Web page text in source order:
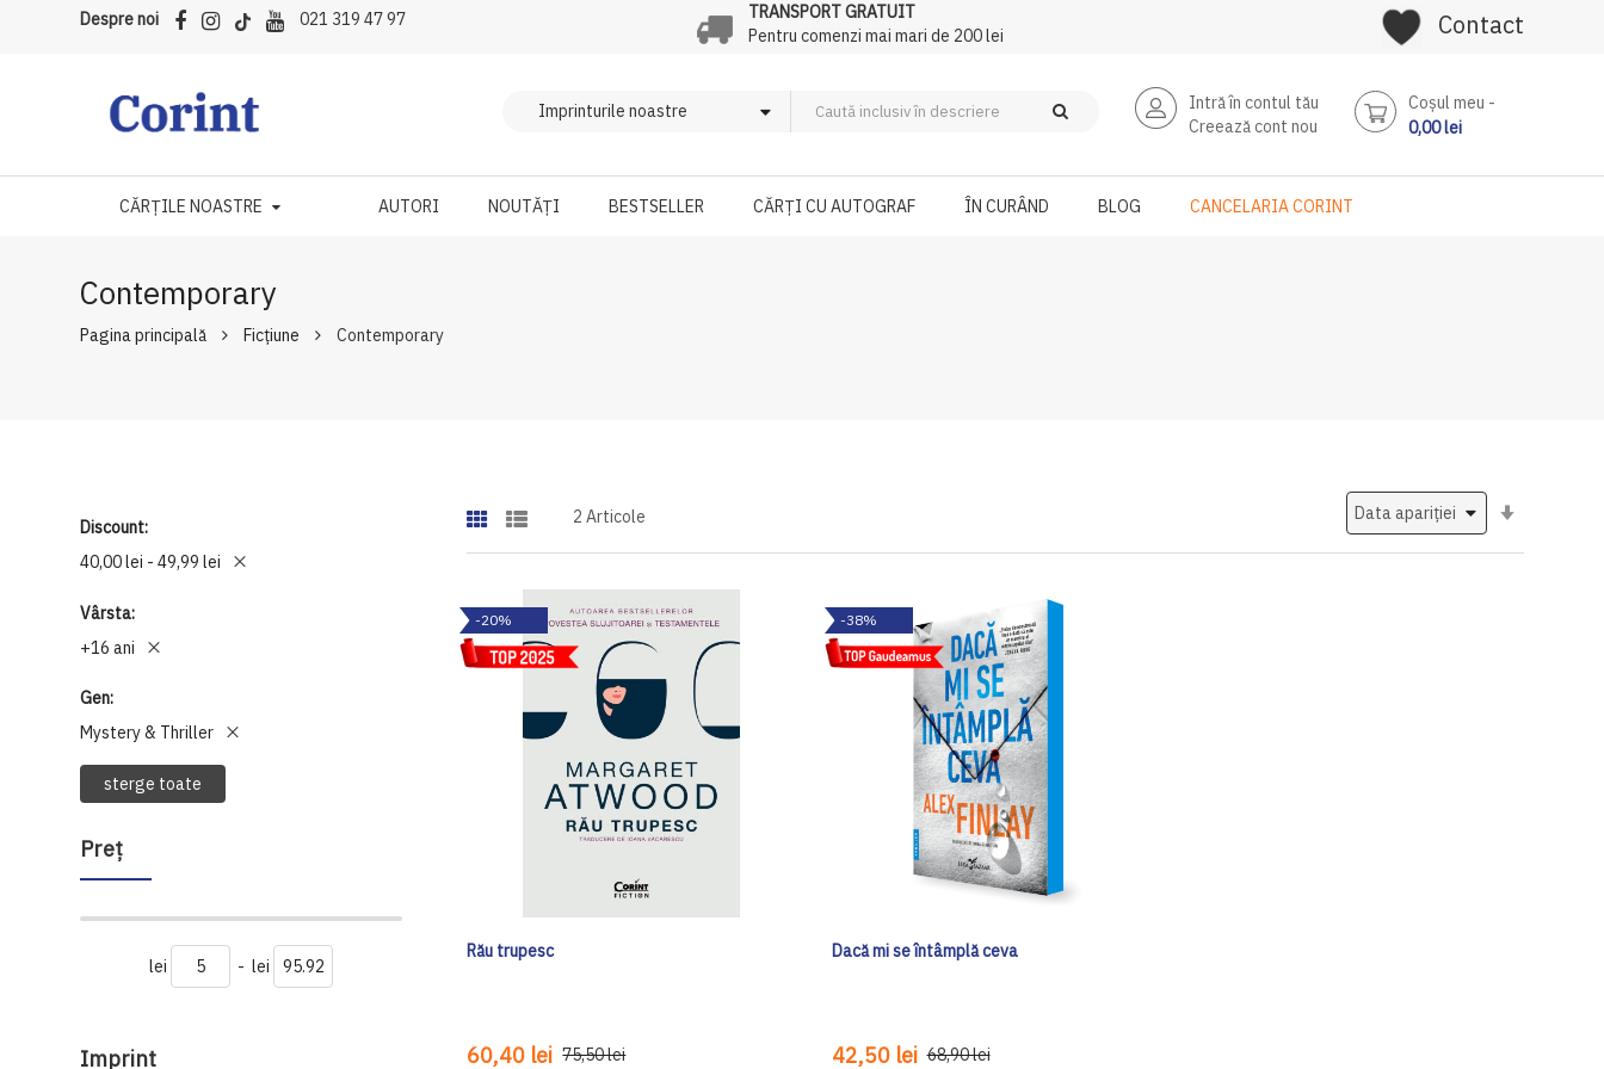
Despre noi 021 319 47 97
TRANSPORT GRATUIT
Pentru comenzi mai mari de 200 lei
Contact
Intră în contul tău
Creează cont nou
Coşul meu
0,00 lei
CĂRȚILE NOASTRE AUTORI NOUTĂȚI BESTSELLER CĂRȚI CU AUTOGRAF ÎN CURÂND BLOG CANCELARIA CORINT
Contemporary
Pagina principală Ficțiune Contemporary
Discount
40,00 lei - 49,99 lei
Vârsta
+16 ani
Gen
Mystery & Thriller
sterge toate
Preţ
lei - lei
Imprint
2 Articole
-20%
Rău trupesc
60,40 lei 75,50 lei
-38%
Dacă mi se întâmplă ceva
42,50 lei 68,90 lei